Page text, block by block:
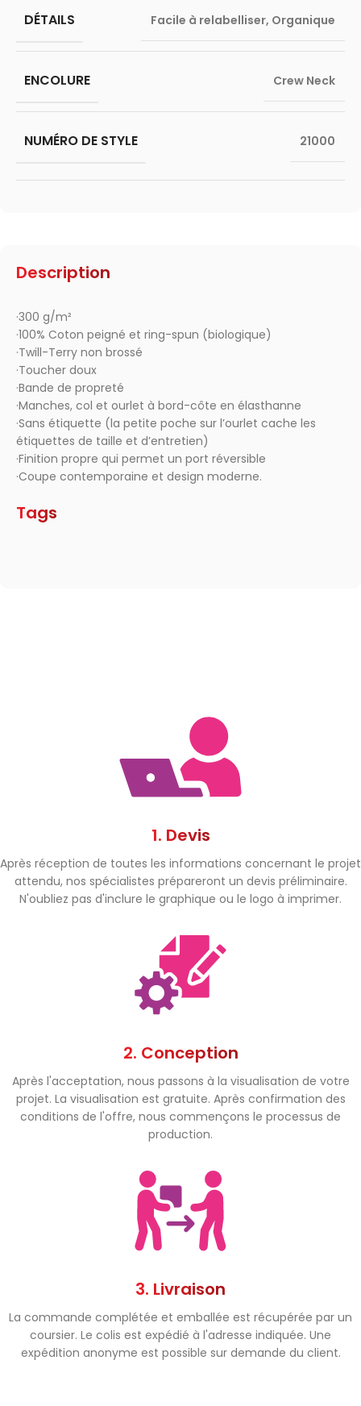
Description
·300 g/m²
·100% Coton peigné et ring-spun (biologique)
·Twill-Terry non brossé
·Toucher doux
·Bande de propreté
·Manches, col et ourlet à bord-côte en élasthanne
·Sans étiquette (la petite poche sur l’ourlet cache les
étiquettes de taille et d’entretien)
·Finition propre qui permet un port réversible
·Coupe contemporaine et design moderne.
Tags
DÉTAILS Facile à relabelliser, Organique
ENCOLURE Crew Neck
NUMÉRO DE STYLE 21000
1. Devis
Après réception de toutes les informations concernant le projet
attendu, nos spécialistes prépareront un devis préliminaire.
N'oubliez pas d'inclure le graphique ou le logo à imprimer.
2. Conception
Après l'acceptation, nous passons à la visualisation de votre
projet. La visualisation est gratuite. Après confirmation des
conditions de l'offre, nous commençons le processus de
production.
3. Livraison
La commande complétée et emballée est récupérée par un
coursier. Le colis est expédié à l'adresse indiquée. Une
expédition anonyme est possible sur demande du client.